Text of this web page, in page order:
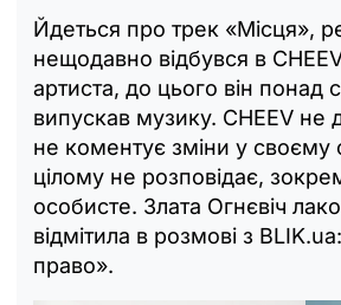
Йдеться про трек «Місця»,
нещодавно відбувся в
артиста, до цього він понад
випускав музику. CHEEV не
не коментує зміни у своєму
цілому не розповідає,
особисте. Злата Огнєвіч
відмітила в розмові з
право».